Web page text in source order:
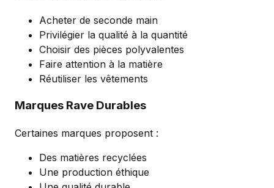
Acheter de seconde main
Privilégier la qualité à la quantité
Choisir des pièces polyvalentes
Faire attention à la matière
Réutiliser les vêtements
Marques Rave Durables
Certaines marques proposent :
Des matières recyclées
Une production éthique